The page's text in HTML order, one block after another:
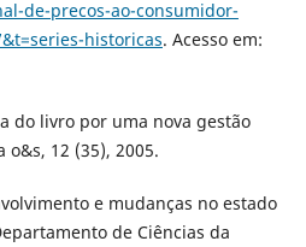
de-precos-ao-consumidor-
historicas. Acesso em:
do livro por uma nova gestão
o&s, 12 (35), 2005.
e mudanças no estado
de Ciências da